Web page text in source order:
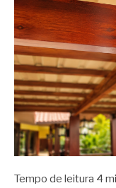
Tempo de leitura 4